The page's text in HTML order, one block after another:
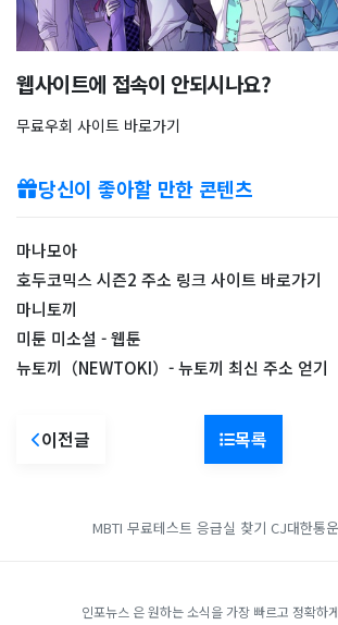
웹사이트에 접속이 안되시나요?
무료우회 사이트 바로가기
당신이 좋아할 만한 콘텐츠
마나모아
호두코믹스 시즌2 주소 링크 사이트 바로가기
마니토끼
미툰 미소설 - 웹툰
뉴토끼（NEWTOKI）- 뉴토끼 최신 주소 얻기
이전글 목록
MBTI 무료테스트 응급실 찾기 CJ대한통
인포뉴스 은 원하는 소식을 가장 빠르고 정확하